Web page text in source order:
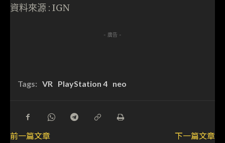
資料來源 : IGN
- 廣告 -
Tags: VR PlayStation 4 neo
前一篇文章
下一篇文章